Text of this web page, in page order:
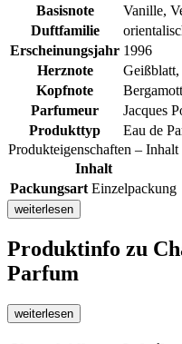
Basisnote
Vanille,
Duftfamilie
Erscheinungsjahr 1996
Herznote
Geißblatt,
Kopfnote
Parfumeur
Jacques
Produkttyp
Eau de
Produkteigenschaften – Inhalt
Inhalt
Packungsart Einzelpackung
weiterlesen
Produktinfo zu
Parfum
weiterlesen